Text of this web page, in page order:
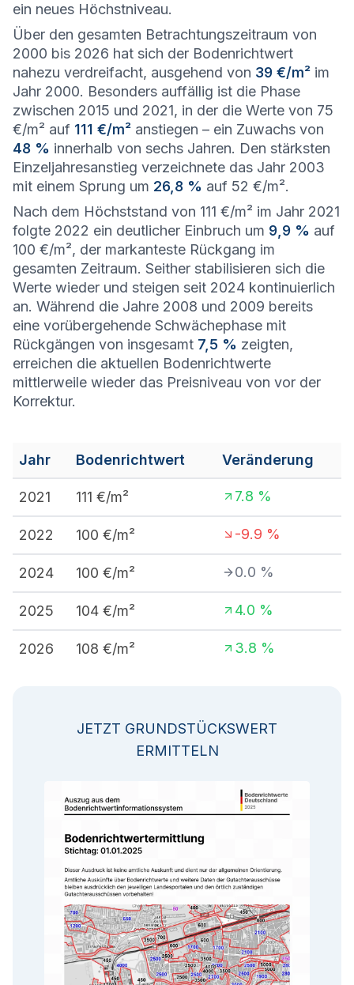
ein neues Höchstniveau.
Über den gesamten Betrachtungszeitraum von
2000 bis 2026 hat sich der Bodenrichtwert
nahezu verdreifacht, ausgehend von 39 €/m² im
Jahr 2000. Besonders auffällig ist die Phase
zwischen 2015 und 2021, in der die Werte von 75
€/m² auf 111 €/m² anstiegen – ein Zuwachs von
48 % innerhalb von sechs Jahren. Den stärksten
Einzeljahresanstieg verzeichnete das Jahr 2003
mit einem Sprung um 26,8 % auf 52 €/m².
Nach dem Höchststand von 111 €/m² im Jahr 2021
folgte 2022 ein deutlicher Einbruch um 9,9 % auf
100 €/m², der markanteste Rückgang im
gesamten Zeitraum. Seither stabilisieren sich die
Werte wieder und steigen seit 2024 kontinuierlich
an. Während die Jahre 2008 und 2009 bereits
eine vorübergehende Schwächephase mit
Rückgängen von insgesamt 7,5 % zeigten,
erreichen die aktuellen Bodenrichtwerte
mittlerweile wieder das Preisniveau von vor der
Korrektur.
Jahr Bodenrichtwert Veränderung
2021 111 €/m² 7.8 %
2022 100 €/m² -9.9 %
2024 100 €/m² 0.0 %
2025 104 €/m² 4.0 %
2026 108 €/m² 3.8 %
JETZT GRUNDSTÜCKSWERT
ERMITTELN